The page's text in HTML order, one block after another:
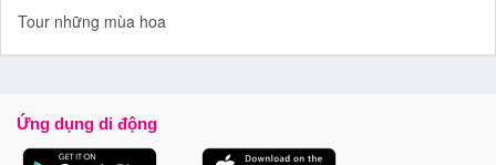
Tour những mùa hoa
Ứng dụng di động